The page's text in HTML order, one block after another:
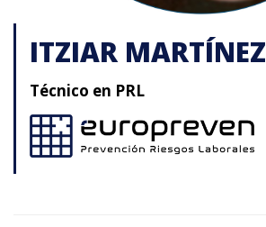
ITZIAR MARTÍNEZ
Técnico en PRL